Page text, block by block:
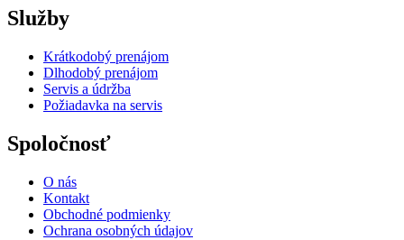
Služby
Krátkodobý prenájom
Dlhodobý prenájom
Servis a údržba
Požiadavka na servis
Spoločnosť
O nás
Kontakt
Obchodné podmienky
Ochrana osobných údajov